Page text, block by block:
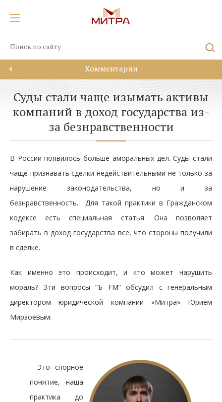
Комментарии
Суды стали чаще изымать активы
компаний в доход государства из-
за безнравственности
В России появилось больше аморальных дел. Суды стали
чаще признавать сделки недействительными не только за
нарушение законодательства, но и за
безнравственность. Для такой практики в Гражданском
кодексе есть специальная статья. Она позволяет
забирать в доход государства все, что стороны получили
в сделке.
Как именно это происходит, и кто может нарушить
мораль? Эти вопросы “Ъ FM” обсудил с генеральным
директором юридической компании «Митра» Юрием
Мирзоевым:
- Это спорное
понятие, наша
практика до